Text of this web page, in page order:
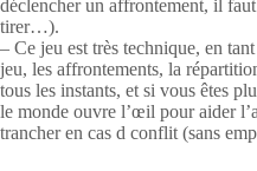
déclencher un affrontement, il
tirer…).
– Ce jeu est très technique, en
jeu, les affrontements, la
tous les instants, et si vous êtes
le monde ouvre l’œil pour aider
trancher en cas d conflit (sans